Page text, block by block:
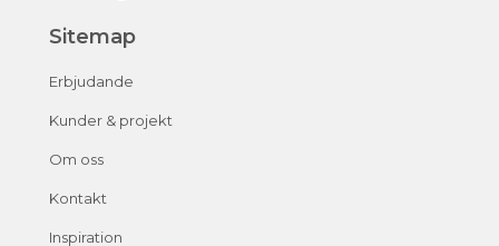
Sitemap
Erbjudande
Kunder & projekt
Om oss
Kontakt
Inspiration